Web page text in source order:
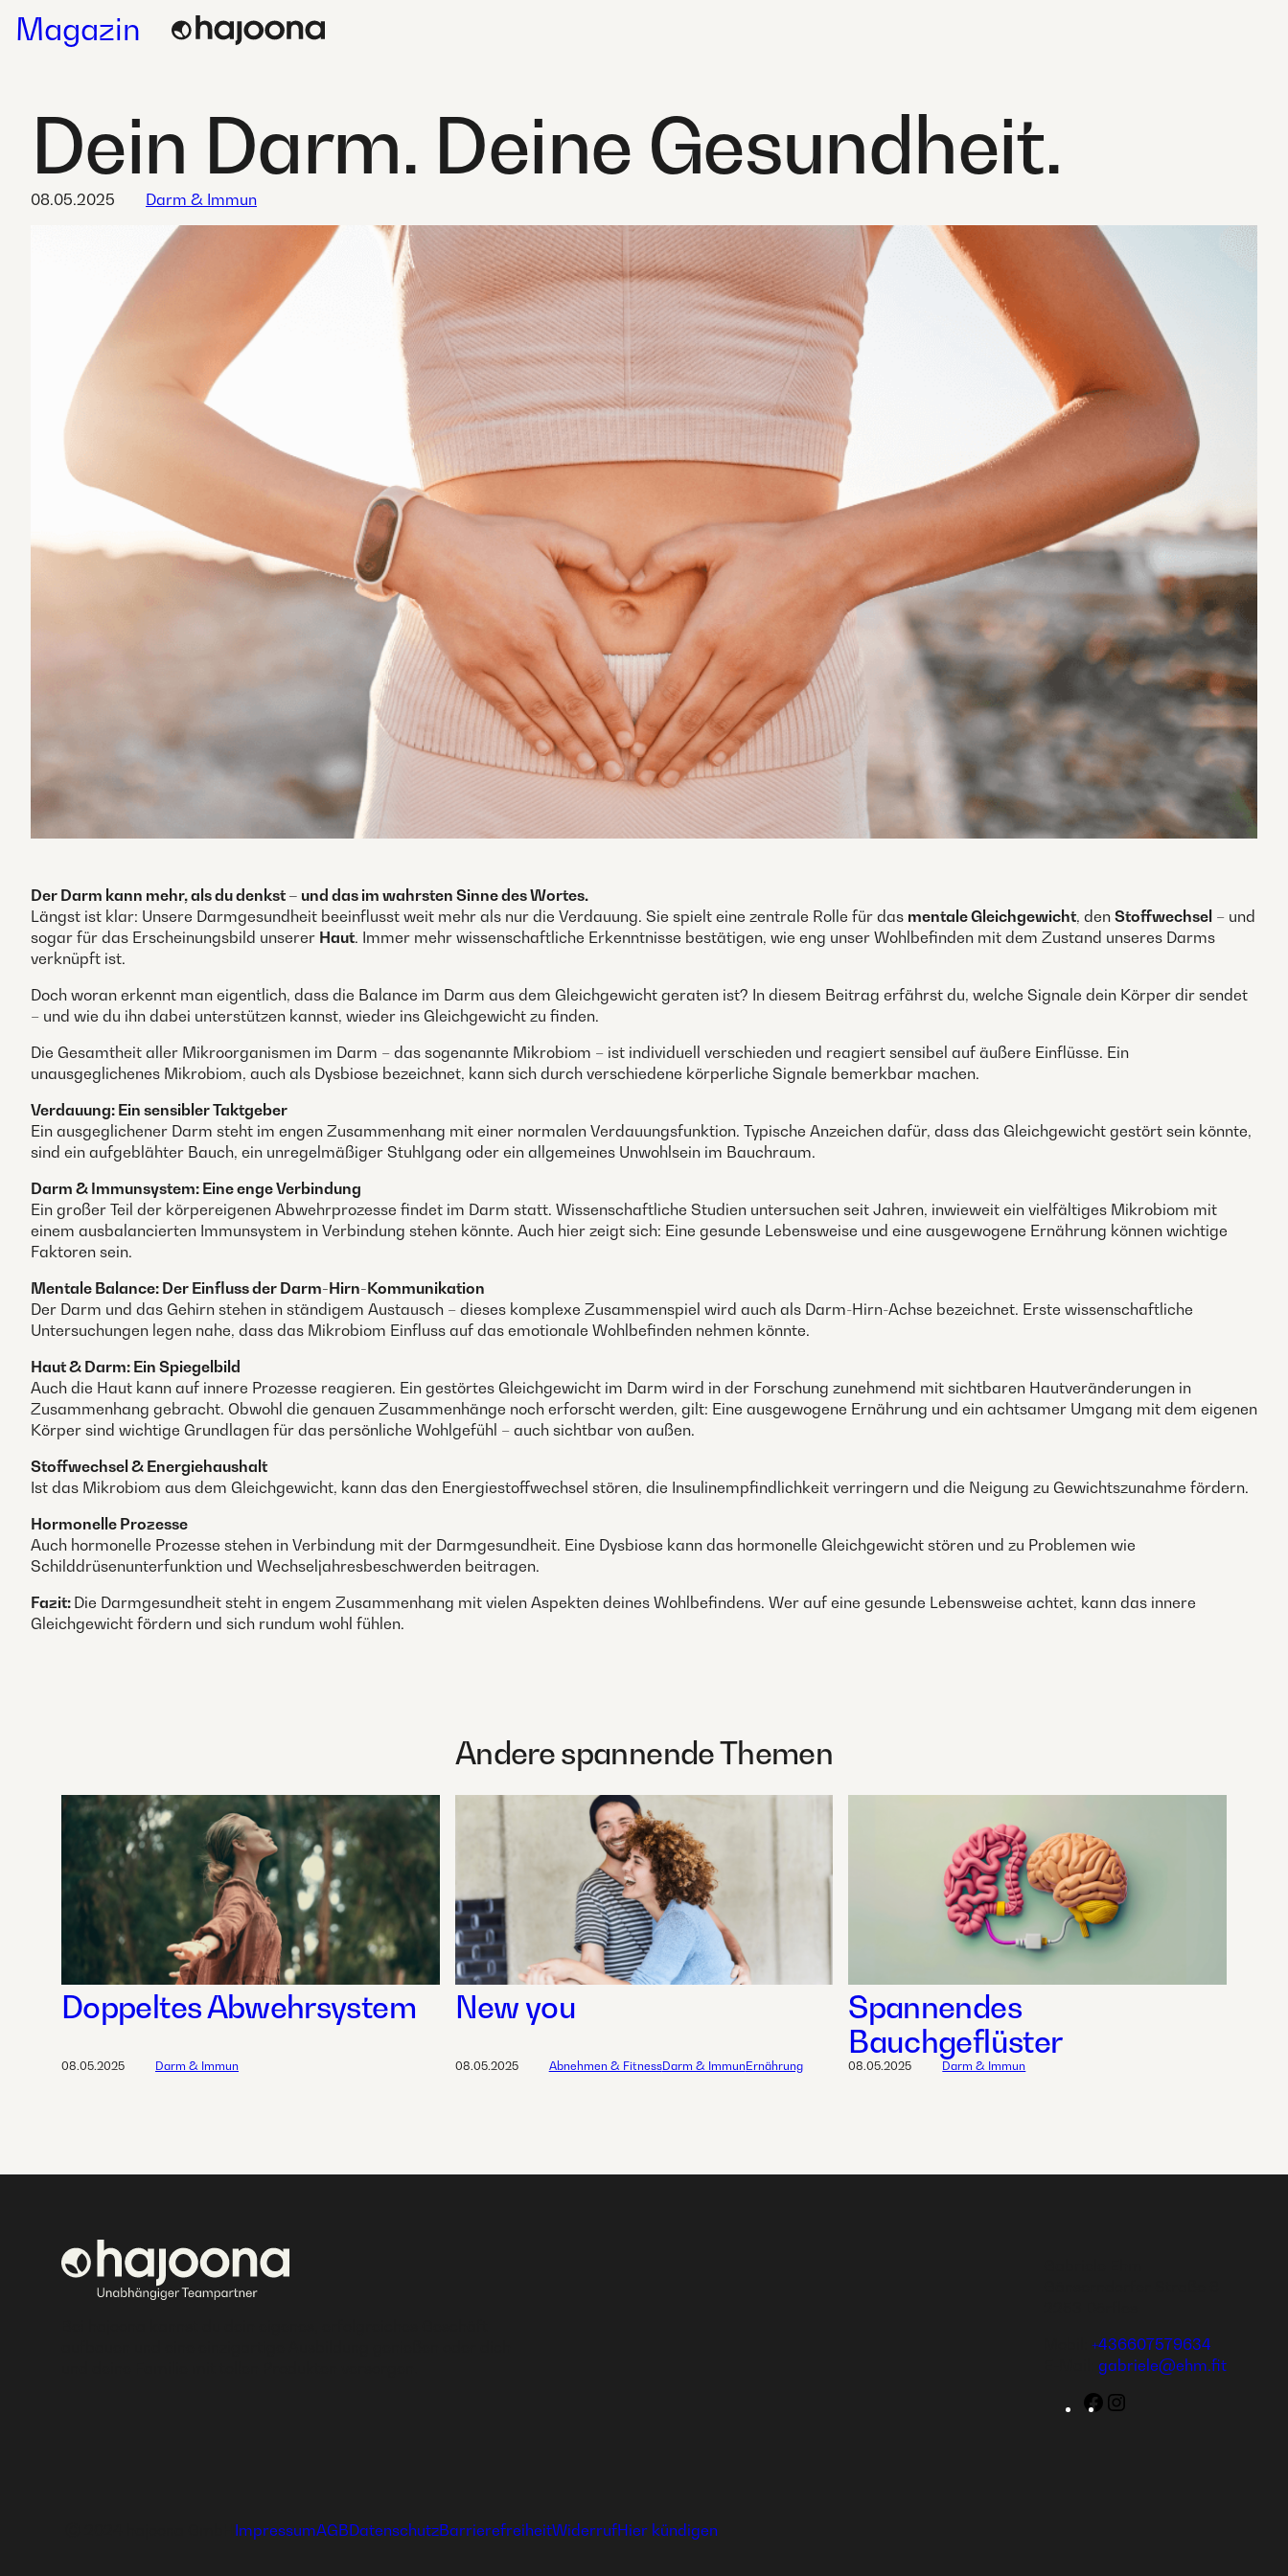
Magazin
Darm & Immun
Dein Darm. Deine Gesundheit.
08.05.2025
Der Darm kann mehr, als du denkst – und das im wahrsten Sinne des Wortes.
Längst ist klar: Unsere Darmgesundheit beeinflusst weit mehr als nur die Verdauung. Sie spielt eine zentrale Rolle für das mentale Gleichgewicht, den Stoffwechsel – und
sogar für das Erscheinungsbild unserer Haut. Immer mehr wissenschaftliche Erkenntnisse bestätigen, wie eng unser Wohlbefinden mit dem Zustand unseres Darms
verknüpft ist.
Doch woran erkennt man eigentlich, dass die Balance im Darm aus dem Gleichgewicht geraten ist? In diesem Beitrag erfährst du, welche Signale dein Körper dir sendet
– und wie du ihn dabei unterstützen kannst, wieder ins Gleichgewicht zu finden.
Die Gesamtheit aller Mikroorganismen im Darm – das sogenannte Mikrobiom – ist individuell verschieden und reagiert sensibel auf äußere Einflüsse. Ein
unausgeglichenes Mikrobiom, auch als Dysbiose bezeichnet, kann sich durch verschiedene körperliche Signale bemerkbar machen.
Verdauung: Ein sensibler Taktgeber
Ein ausgeglichener Darm steht im engen Zusammenhang mit einer normalen Verdauungsfunktion. Typische Anzeichen dafür, dass das Gleichgewicht gestört sein könnte,
sind ein aufgeblähter Bauch, ein unregelmäßiger Stuhlgang oder ein allgemeines Unwohlsein im Bauchraum.
Darm & Immunsystem: Eine enge Verbindung
Ein großer Teil der körpereigenen Abwehrprozesse findet im Darm statt. Wissenschaftliche Studien untersuchen seit Jahren, inwieweit ein vielfältiges Mikrobiom mit
einem ausbalancierten Immunsystem in Verbindung stehen könnte. Auch hier zeigt sich: Eine gesunde Lebensweise und eine ausgewogene Ernährung können wichtige
Faktoren sein.
Mentale Balance: Der Einfluss der Darm-Hirn-Kommunikation
Der Darm und das Gehirn stehen in ständigem Austausch – dieses komplexe Zusammenspiel wird auch als Darm-Hirn-Achse bezeichnet. Erste wissenschaftliche
Untersuchungen legen nahe, dass das Mikrobiom Einfluss auf das emotionale Wohlbefinden nehmen könnte.
Haut & Darm: Ein Spiegelbild
Auch die Haut kann auf innere Prozesse reagieren. Ein gestörtes Gleichgewicht im Darm wird in der Forschung zunehmend mit sichtbaren Hautveränderungen in
Zusammenhang gebracht. Obwohl die genauen Zusammenhänge noch erforscht werden, gilt: Eine ausgewogene Ernährung und ein achtsamer Umgang mit dem eigenen
Körper sind wichtige Grundlagen für das persönliche Wohlgefühl – auch sichtbar von außen.
Stoffwechsel & Energiehaushalt
Ist das Mikrobiom aus dem Gleichgewicht, kann das den Energiestoffwechsel stören, die Insulinempfindlichkeit verringern und die Neigung zu Gewichtszunahme fördern.
Hormonelle Prozesse
Auch hormonelle Prozesse stehen in Verbindung mit der Darmgesundheit. Eine Dysbiose kann das hormonelle Gleichgewicht stören und zu Problemen wie
Schilddrüsenunterfunktion und Wechseljahresbeschwerden beitragen.
Fazit: Die Darmgesundheit steht in engem Zusammenhang mit vielen Aspekten deines Wohlbefindens. Wer auf eine gesunde Lebensweise achtet, kann das innere
Gleichgewicht fördern und sich rundum wohl fühlen.
Andere spannende Themen
08.05.2025
Doppeltes Abwehrsystem
Darm & Immun 08.05.2025
New you
Abnehmen & FitnessDarm & ImmunErnährung 08.05.2025
Spannendes
Bauchgeflüster
Darm & Immun
+436607579634
gabriele@ehm.fit
Facebook
ImpressumAGBDatenschutzBarrierefreiheitWiderrufHier kündigen